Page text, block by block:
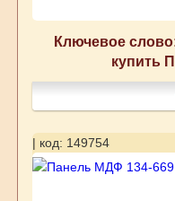
Ключевое
купить
| код: 149754